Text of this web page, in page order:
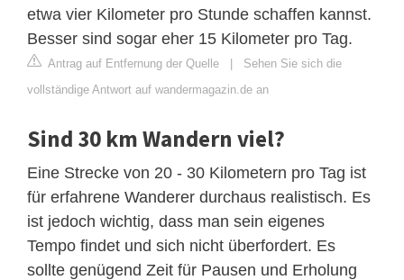
etwa vier Kilometer pro Stunde schaffen kannst.
Besser sind sogar eher 15 Kilometer pro Tag.
Antrag auf Entfernung der Quelle | Sehen Sie sich die
vollständige Antwort auf wandermagazin.de an
Sind 30 km Wandern viel?
Eine Strecke von 20 - 30 Kilometern pro Tag ist
für erfahrene Wanderer durchaus realistisch. Es
ist jedoch wichtig, dass man sein eigenes
Tempo findet und sich nicht überfordert. Es
sollte genügend Zeit für Pausen und Erholung